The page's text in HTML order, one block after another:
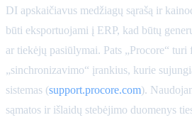
DI apskaičiavus medžiagų sąrašą ir
būti eksportuojami į ERP, kad būtų
ar tiekėjų pasiūlymai. Pats „Procore“ turi
„sinchronizavimo“ įrankius, kurie
sistemas (support.procore.com).
sąmatos ir išlaidų stebėjimo duomenys